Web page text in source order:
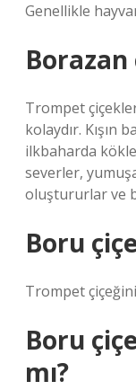
Genellikle
Borazan
Trompet
kolaydır. Kışın
ilkbaharda
severler,
oluştururlar ve
Boru
Trompet
Boru
mı?